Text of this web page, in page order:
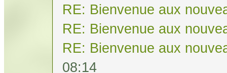
RE: Bienvenue aux
RE: Bienvenue aux
RE: Bienvenue aux
08:14